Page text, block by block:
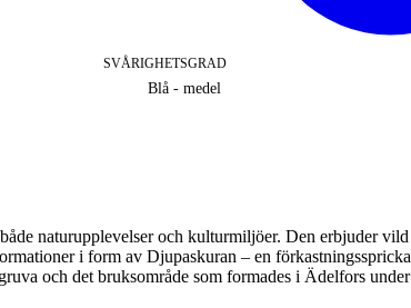
SVÅRIGHETSGRAD
Blå - medel
naturupplevelser och kulturmiljöer. Den erbjuder vild
i form av Djupaskuran – en förkastningsspricka
och det bruksområde som formades i Ädelfors under